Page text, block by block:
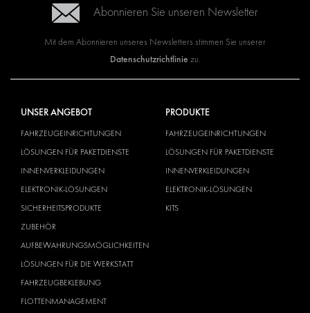
Abonnieren Sie unseren Newsletter
Mit dem Abonnieren unseres Newsletters stimmen Sie unserer
Datenschutzrichtlinie zu.
UNSER ANGEBOT
FAHRZEUGEINRICHTUNGEN
LÖSUNGEN FÜR PAKETDIENSTE
INNENVERKLEIDUNGEN
ELEKTRONIK-LÖSUNGEN
SICHERHEITSPRODUKTE
ZUBEHÖR
AUFBEWAHRUNGSMÖGLICHKEITEN
LÖSUNGEN FÜR DIE WERKSTATT
FAHRZEUGBEKLEBUNG
FLOTTENMANAGEMENT
PRODUKTE
FAHRZEUGEINRICHTUNGEN
LÖSUNGEN FÜR PAKETDIENSTE
INNENVERKLEIDUNGEN
ELEKTRONIK-LÖSUNGEN
KITS